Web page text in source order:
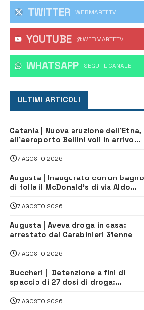
TWITTER WEBMARTETV
YOUTUBE @WEBMARTETV
WHATSAPP ‎SEGUI IL CANALE
ULTIMI ARTICOLI
Catania | Nuova eruzione dell’Etna,
all’aeroporto Bellini voli in arrivo
7 AGOSTO 2026
Augusta | Inaugurato con un bagno
di folla il McDonald’s di via Aldo
7 AGOSTO 2026
Augusta | Aveva droga in casa:
arrestato dai Carabinieri 31enne
7 AGOSTO 2026
Buccheri | Detenzione a fini di
spaccio di 27 dosi di droga:
7 AGOSTO 2026